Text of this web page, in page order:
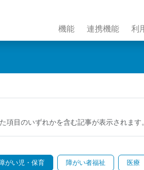
機能 連携機能 利
項目のいずれかを含む記事が表示されます。
がい児・保育 障がい者福祉 医療